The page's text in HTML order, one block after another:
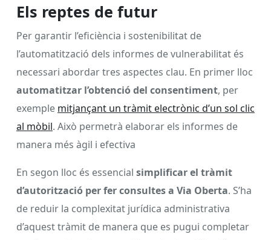
Els reptes de futur
Per garantir l’eficiència i sostenibilitat de
l’automatització dels informes de vulnerabilitat és
necessari abordar tres aspectes clau. En primer lloc
automatitzar l’obtenció del consentiment, per
exemple mitjançant un tràmit electrònic d’un sol clic
al mòbil. Això permetrà elaborar els informes de
manera més àgil i efectiva
En segon lloc és essencial simplificar el tràmit
d’autorització per fer consultes a Via Oberta. S’ha
de reduir la complexitat jurídica administrativa
d’aquest tràmit de manera que es pugui completar